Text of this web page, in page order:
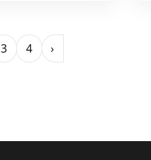
3 4 ›